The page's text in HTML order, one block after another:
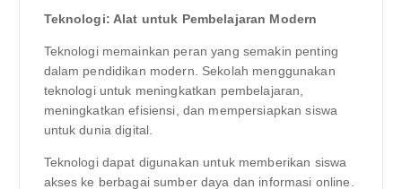
Teknologi: Alat untuk Pembelajaran Modern
Teknologi memainkan peran yang semakin penting
dalam pendidikan modern. Sekolah menggunakan
teknologi untuk meningkatkan pembelajaran,
meningkatkan efisiensi, dan mempersiapkan siswa
untuk dunia digital.
Teknologi dapat digunakan untuk memberikan siswa
akses ke berbagai sumber daya dan informasi online.